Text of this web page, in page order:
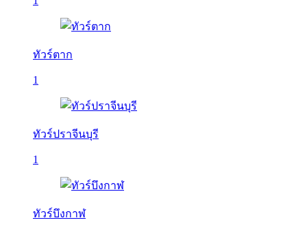
ทัวร์ตาก
1
ทัวร์ปราจีนบุรี
1
ทัวร์บึงกาฬ